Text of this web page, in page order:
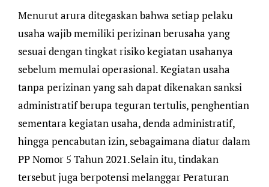
Menurut arura ditegaskan bahwa setiap pelaku
usaha wajib memiliki perizinan berusaha yang
sesuai dengan tingkat risiko kegiatan usahanya
sebelum memulai operasional. Kegiatan usaha
tanpa perizinan yang sah dapat dikenakan sanksi
administratif berupa teguran tertulis, penghentian
sementara kegiatan usaha, denda administratif,
hingga pencabutan izin, sebagaimana diatur dalam
PP Nomor 5 Tahun 2021.Selain itu, tindakan
tersebut juga berpotensi melanggar Peraturan